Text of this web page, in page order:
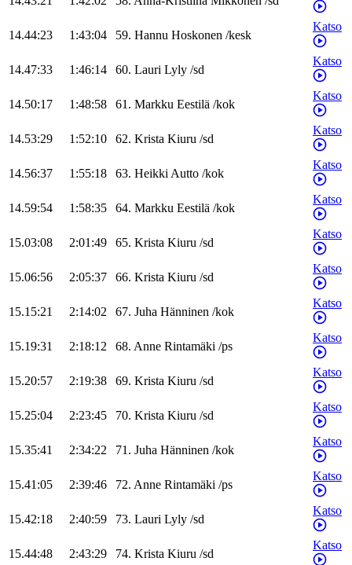
14.44:23 1:43:04 59. Hannu Hoskonen /kesk
Katso
14.47:33 1:46:14 60. Lauri Lyly /sd
Katso
14.50:17 1:48:58 61. Markku Eestilä /kok
Katso
14.53:29 1:52:10 62. Krista Kiuru /sd
Katso
14.56:37 1:55:18 63. HeikkiAutto /kok
Katso
14.59:54 1:58:35 64. Markku Eestilä /kok
Katso
15.03:08 2:01:49 65. Krista Kiuru /sd
Katso
15.06:56 2:05:37 66. Krista Kiuru /sd
Katso
15.15:21 2:14:02 67. Juha Hänninen /kok
Katso
15.19:31 2:18:12 68. Anne Rintamäki /ps
Katso
15.20:57 2:19:38 69. Krista Kiuru /sd
Katso
15.25:04 2:23:45 70. Krista Kiuru /sd
Katso
15.35:41 2:34:22 71. Juha Hänninen /kok
Katso
15.41:05 2:39:46 72. Anne Rintamäki /ps
Katso
15.42:18 2:40:59 73. Lauri Lyly /sd
Katso
15.44:48 2:43:29 74. Krista Kiuru /sd
Katso